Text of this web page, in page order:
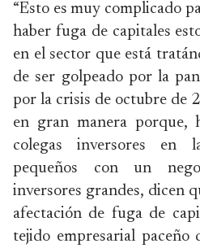
“Esto es muy complicado
haber fuga de capitales
en el sector que está
de ser golpeado por la
por la crisis de octubre de
en gran manera porque,
colegas inversores en
pequeños con un
inversores grandes, dicen
afectación de fuga de
tejido empresarial paceño